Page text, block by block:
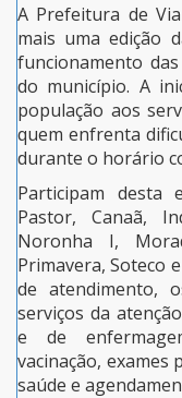
A Prefeitura de
mais uma edição
funcionamento
do município. A
população aos
quem enfrenta
durante o horário
Participam desta
Pastor, Canaã,
Noronha I,
Primavera, Soteco
de atendimento,
serviços da
e de
vacinação, exames
saúde e